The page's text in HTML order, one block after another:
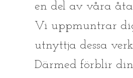
en del av våra
Vi uppmuntrar
utnyttja dessa
Därmed förblir din